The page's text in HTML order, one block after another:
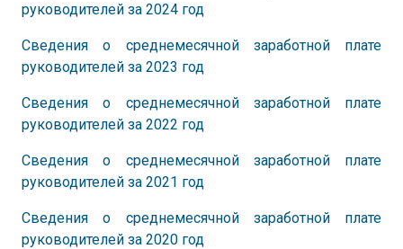
руководителей за 2024 год
Сведения о среднемесячной заработной плате
руководителей за 2023 год
Сведения о среднемесячной заработной плате
руководителей за 2022 год
Сведения о среднемесячной заработной плате
руководителей за 2021 год
Сведения о среднемесячной заработной плате
руководителей за 2020 год